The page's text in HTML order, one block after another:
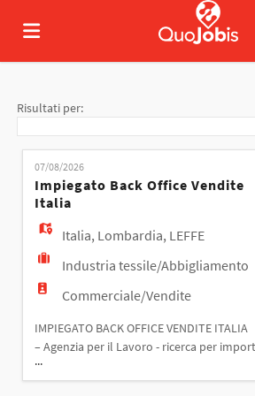
Offerte
di
lavoro
Carica
il
CV
Login
Lingua
Risultati per:
07/08/2026
Impiegato Back Office Vendite
Italia
Italia, Lombardia, LEFFE
Industria tessile/Abbigliamento
Commerciale/Vendite
IMPIEGATO BACK OFFICE VENDITE
– Agenzia per il Lavoro - ricerca per
azienda cliente operante nel settore tessile
IMPIEGATO UFFICIO COMMERCIALE
...